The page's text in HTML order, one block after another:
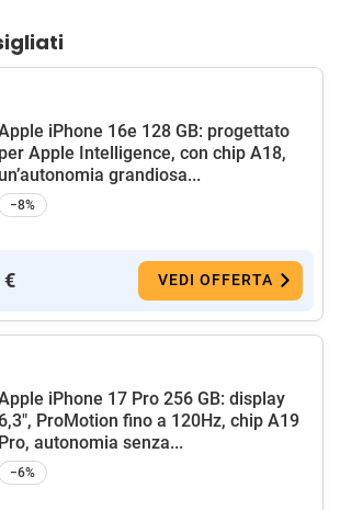
iPhone 16e 128 GB: progettato
per Apple Intelligence, con chip A18,
un’autonomia grandiosa...
−8%
€ VEDI OFFERTA
iPhone 17 Pro 256 GB: display
6,3", ProMotion fino a 120Hz, chip A19
Pro, autonomia senza...
−6%